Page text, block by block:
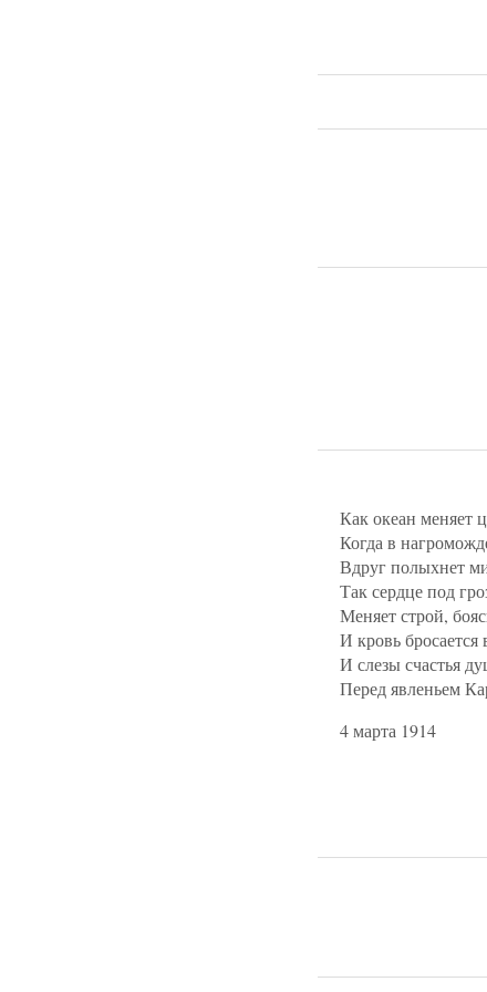
Как океан меняет
Когда в
Вдруг полыхнет
Так сердце под
Меняет строй,
И кровь бросается
И слезы счастья
Перед явленьем
4 марта 1914